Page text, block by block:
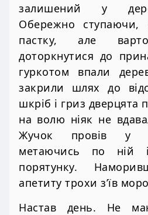
залишений у
Обережно ступаючи,
пастку, але
доторкнутися до
гуркотом впали
закрили шлях до
шкріб і гриз дверцята
на волю ніяк не
Жучок провів у
метаючись по ній
порятунку.
апетиту трохи з’їв
Настав день. Не